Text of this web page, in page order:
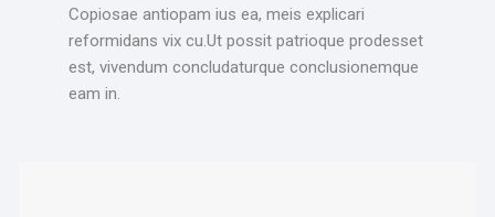
Copiosae antiopam ius ea, meis explicari
reformidans vix cu.Ut possit patrioque prodesset
est, vivendum concludaturque conclusionemque
eam in.